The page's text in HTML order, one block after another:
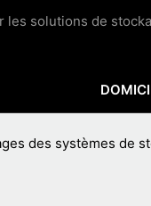
les solutions de
des systèmes de